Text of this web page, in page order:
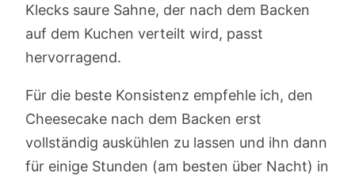
Klecks saure Sahne, der nach dem Backen
auf dem Kuchen verteilt wird, passt
hervorragend.
Für die beste Konsistenz empfehle ich, den
Cheesecake nach dem Backen erst
vollständig auskühlen zu lassen und ihn dann
für einige Stunden (am besten über Nacht) in